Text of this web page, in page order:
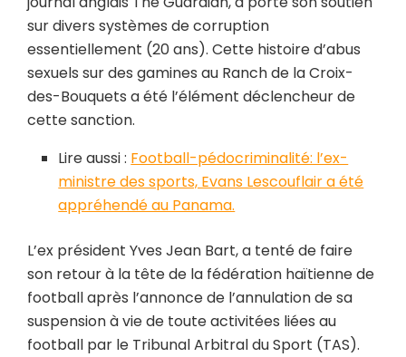
sur divers systèmes de corruption
essentiellement (20 ans). Cette histoire d’abus
sexuels sur des gamines au Ranch de la Croix-
des-Bouquets a été l’élément déclencheur de
cette sanction.
Lire aussi : Football-pédocriminalité: l’ex-
ministre des sports, Evans Lescouflair a été
appréhendé au Panama.
L’ex président Yves Jean Bart, a tenté de faire
son retour à la tête de la fédération haïtienne de
football après l’annonce de l’annulation de sa
suspension à vie de toute activitées liées au
football par le Tribunal Arbitral du Sport (TAS).